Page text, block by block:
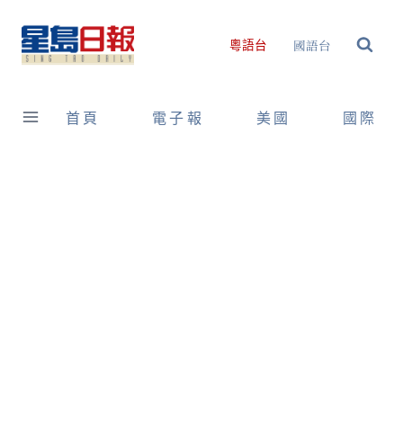
content
粵語台 國語台
首頁 電子報 美國 國際